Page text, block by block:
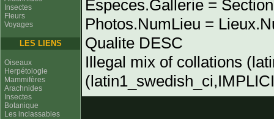
Insectes
Fleurs
Voyages
LES LIENS
Oiseaux
Herpétologie
Mammifères
Arachnides
Insectes
Botanique
Les inclassables
Especes.Gallerie =
Photos.NumLieu =
Qualite DESC
Illegal mix of collations